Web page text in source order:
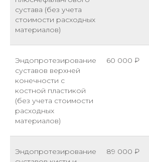
сустава (без учета
стоимости расходных
материалов)
Эндопротезирование
суставов верхней
конечности с
костной пластикой
(без учета стоимости
расходных
материалов)
60 000 ₽
Эндопротезирование
89 000 ₽